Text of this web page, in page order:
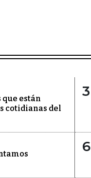
que están
cotidianas del
3
6